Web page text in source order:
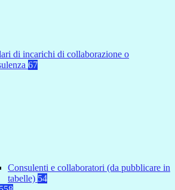
di incarichi di collaborazione o
67
Consulenti e collaboratori (da pubblicare in
tabelle) 54